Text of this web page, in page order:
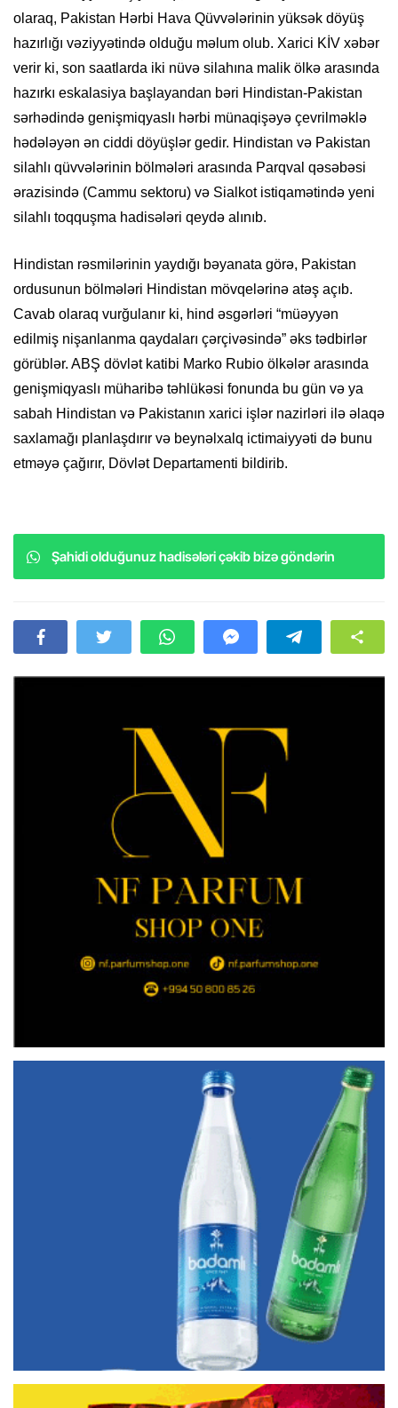
olaraq, Pakistan Hərbi Hava Qüvvələrinin yüksək döyüş
hazırlığı vəziyyətində olduğu məlum olub. Xarici KİV xəbər
verir ki, son saatlarda iki nüvə silahına malik ölkə arasında
hazırkı eskalasiya başlayandan bəri Hindistan-Pakistan
sərhədində genişmiqyaslı hərbi münaqişəyə çevrilməklə
hədələyən ən ciddi döyüşlər gedir. Hindistan və Pakistan
silahlı qüvvələrinin bölmələri arasında Parqval qəsəbəsi
ərazisində (Cammu sektoru) və Sialkot istiqamətində yeni
silahlı toqquşma hadisələri qeydə alınıb.
Hindistan rəsmilərinin yaydığı bəyanata görə, Pakistan
ordusunun bölmələri Hindistan mövqelərinə atəş açıb.
Cavab olaraq vurğulanır ki, hind əsgərləri “müəyyən
edilmiş nişanlanma qaydaları çərçivəsində” əks tədbirlər
görüblər. ABŞ dövlət katibi Marko Rubio ölkələr arasında
genişmiqyaslı müharibə təhlükəsi fonunda bu gün və ya
sabah Hindistan və Pakistanın xarici işlər nazirləri ilə əlaqə
saxlamağı planlaşdırır və beynəlxalq ictimaiyyəti də bunu
etməyə çağırır, Dövlət Departamenti bildirib.
Şahidi olduğunuz hadisələri çəkib bizə göndərin